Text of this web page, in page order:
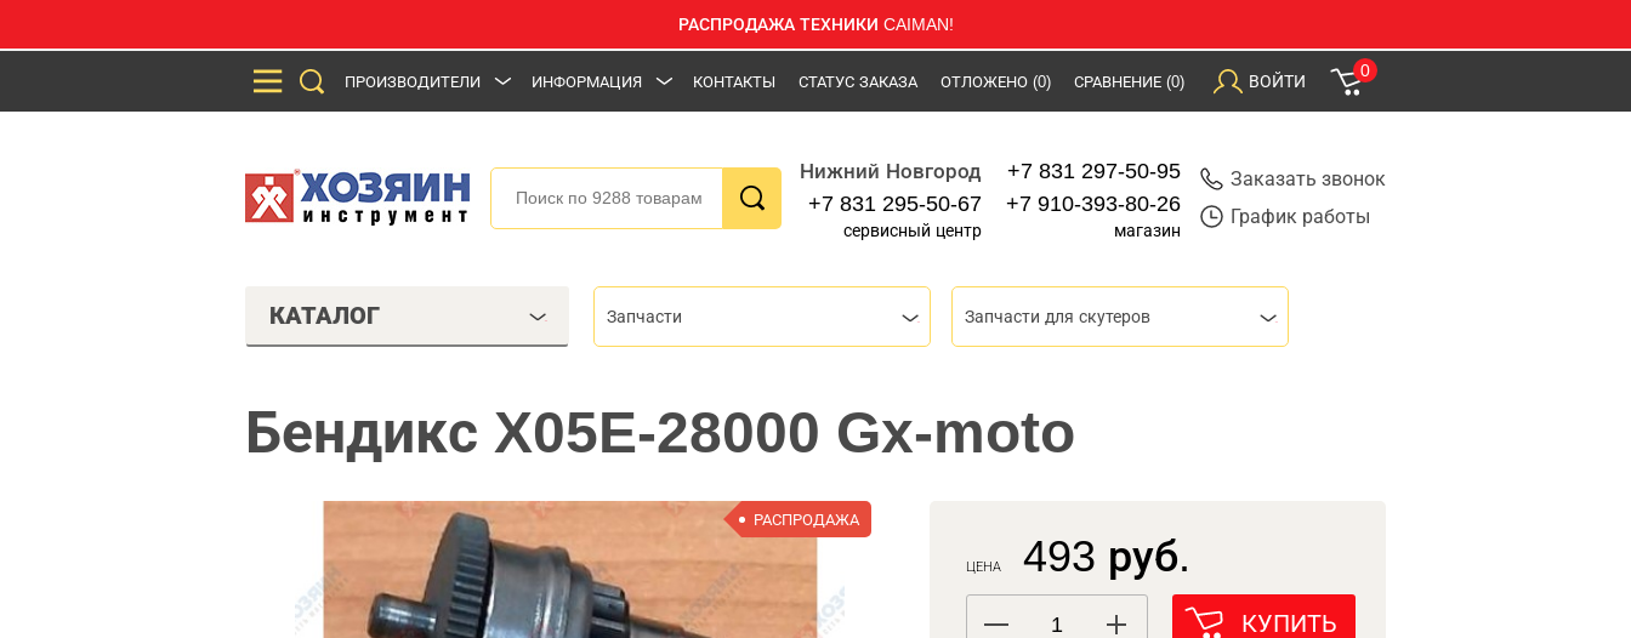
РАСПРОДАЖА ТЕХНИКИ CAIMAN!
ПРОИЗВОДИТЕЛИ ИНФОРМАЦИЯ КОНТАКТЫ СТАТУС ЗАКАЗА ОТЛОЖЕНО (0) СРАВНЕНИЕ (0) ВОЙТИ
0
Нижний Новгород
+7 831 295-50-67
сервисный центр
+7 831 297-50-95
+7 910-393-80-26
магазин
Заказать звонок
График работы
КАТАЛОГ Запчасти Запчасти для скутеров
Бендикс X05E-28000 Gx-moto
РАСПРОДАЖА
ЦЕНА 493 руб.
КУПИТЬ